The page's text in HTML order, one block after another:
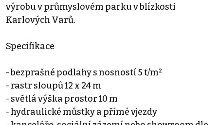
výrobu v průmyslovém parku v blízkosti
Karlových Varů.
Specifikace
- bezprašné podlahy s nosností 5 t/m²
- rastr sloupů 12 x 24 m
- světlá výška prostor 10 m
- hydraulické můstky a přímé vjezdy